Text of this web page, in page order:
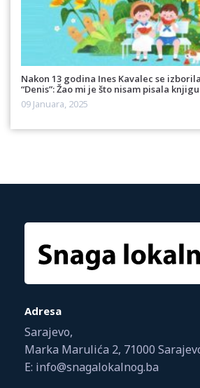
Nakon 13 godina Ines Kavalec se
“Denis”: Žao mi je što nisam pisala knjigu
09 Januara, 2025
Adresa
Sarajevo,
Marka Marulića 2, 71000
E: info@snagalokalnog.ba